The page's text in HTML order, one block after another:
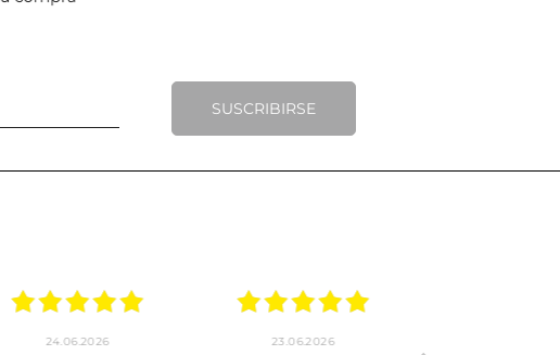
SUSCRIBIRSE
23.06.2026 22.06.2026